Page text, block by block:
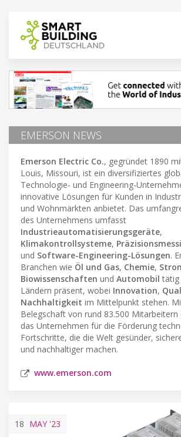
EMERSON NEWS
Emerson Electric Co., gegründet 1890
Louis, Missouri, ist ein diversifiziertes
Technologie- und Engineering-
innovative Lösungen für Kunden in
und Wohnmärkten anbietet. Das
des Unternehmens umfasst
Industrieautomatisierungsgeräte,
Klimakontrollsysteme,
und Software-Engineering-Lösungen.
Branchen wie Öl und Gas, Chemie,
Biowissenschaften und Automobil tätig
Ländern präsent, wobei Innovation,
Nachhaltigkeit im Mittelpunkt stehen.
Belegschaft von rund 83.500 Mitarbeitern
das Unternehmen für die Förderung
Fortschritte, die die Welt gesünder,
und nachhaltiger machen.
www.emerson.com
18 MAY '23